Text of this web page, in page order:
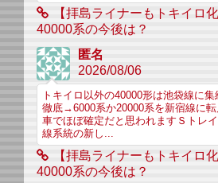
【拝島ライナーもトキイロ
40000系の今後は？
匿名
2026/08/06
トキイロ以外の40000形は池袋線に
徹底→6000系か20000系を新宿線に
車でほぼ確定だと思われますＳトレ
線系統の新し...
【拝島ライナーもトキイロ
40000系の今後は？